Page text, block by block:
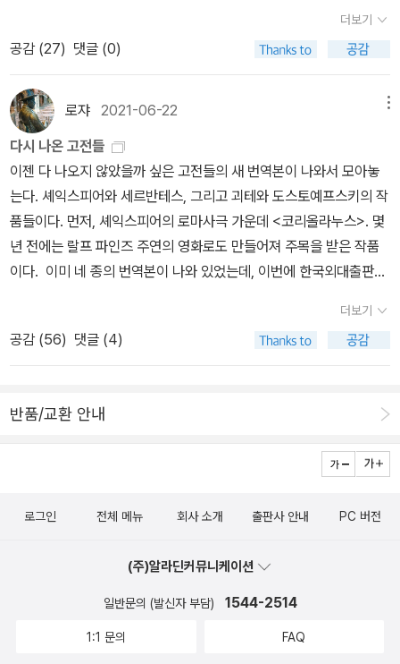
제목을 붙였지만, 자세하게 짚어본 건 아니고, 1인 완역본 시대로 접
어들었다는 사실을 알리기 위한 페이퍼이다. 도스토옙스키 읽기의 선
택지로 보면 되겠다...
도로 퍼졌다. 도스토옙스키 역시 이런 사상의 흐름에 참여해 혁명가
들과 교류한다. 이 때문에 시베리아로 추방당해 8년의 유형 생활을
로워했다. 도박 중독으로 빚에 허우적거리며 빚쟁이를 피해 글을 썼
다. 그는 숱한 개인사의 불행을 딛고 위대한 작품들을 완성했다.구질
서가 무너지고 자본주의가 들어서는 러시아의 시대적 모순을 투영한
많은 작품을 썼다. 특히 『죄와 벌』, 『백치』, 『악령』, 『미성년』, 『카라
마조프가의 형제들』 같은 굵직한 작품들을 남기며, 20세기의 사상과
문학에 깊은 영향을 끼쳤다.2. 작품을 말하다『죄와 벌』은 도스토옙스
키가 8년 간의 유형 후 발표한 소설로, 도스토옙스키가 스스로 ‘범죄
에 대한 심리학적 보고서’라 표현했을 정도로 인간의 가장 깊은 곳에
으며 고뇌하는 ‘라스콜니코프’라는 새로운 인물 유형과 실험적인 소
설 기법을 선보여 근대적 서사의 틀을 넘어선 작품으로 인정받았다.
선악의 경계를 넘어 존재하고 싶어하는 라스콜니코프와 그를 구원의
라스콜니코프는 다시 태어난다. 살인자와 창녀, 세상에서 가장 낮은
삶의 진실을 보여 준다.『죄와 벌』은 살인 사건을 다루고 있다는 점에
다는 점에서 심리 소설, 살인의 배경이 된 사회악을 고발한 다는 점에
다루고 있다는 점에서 철학 소설로 다양하게 읽힌다.한 작품을 이렇
한 인물과 주제와 기법을 아우른다는 의미이기도 하다.『죄와 벌』은
범인이 누구인가를 추적해 나가는 과정으로 독자를 끌어들이지 않는
내눈에만 안보이는걸까? 아니면 예전만큼 책읽기에 전념을 하지 않
아서일까. 아무튼 마음이 널뛰듯 왔다갔다 열정에 넘치려 하다가도
금세 식어버려서 책,이 다 뭔 소용인가...하게 되기도 하고. 그냥 그렇
네. '파괴의 역사에서 굳건히 살아남은 건축물은 '생존자'로 마땅히 불
려야 한다'건축은 어떻게 전쟁을 기억하는가,책을 읽고 싶기는 했는
데. 관광명소로만 알려진 건축물을 입체적으로 바라볼 수 있게 하는
책이라니. 더. 근데 이번호 시사인은 신간소개보다 검찰과거사 사건
의 진상규명을 위한 대검찰청 진상조사단 진상조사 결과보고서 - 김
학의 차관 성접대 의혹 사건,이라 되어있는 커버스토리가 더 관심간
다. 이건 집에 들고가서 읽어봐야겠다. 반듯한 정원을 가꾸는 장점도
있지만 베란다라서 더 밀접하게 느낄 수 있는 식물의 세계도 있다. 우
왕좌왕하며 원예에 실패한 기록을 통해 자연스레 원예란 무엇이고 식
볼까 고민중이었는데. 옥상으로 올리면 딱 문제되는 건, 자주 볼 수 없
데 옧상으로 올려버리면 물 주러 가거나 일부러 올라가지 않으면 못
보는 거 아닌가. 마당이 조금 더 넓었으면, 하는 생가은 욕심일지. 뭐
아무튼. 체르노빌 히스토리는 이미 읽은 책이라 더 반갑. 시선으로 사
그건 제 몫이 아니에요.''이런 질문이 적절한지는잘 모르겠지만'이라
생각은 안 해보셨나요?'라고 끝맺는다. '아니요, 단 한번도' 라고 단호
하게 입을 연 이정식 작가는 '불편함은 듣는 사람들의 몫이라고 생각
더보기
공감 (27) 댓글 (0)
로쟈 2021-06-22
다시 나온 고전들
이젠 다 나오지 않았을까 싶은 고전들의 새 번역본이 나와서 모아놓
는다. 셰익스피어와 세르반테스, 그리고 괴테와 도스토예프스키의 작
품들이다. 먼저, 셰익스피어의 로마사극 가운데 <코리올라누스>. 몇
년 전에는 랄프 파인즈 주연의 영화로도 만들어져 주목을 받은 작품
이다. 이미 네 종의 번역본이 나와 있었는데, 이번에 한국외대출판부
교재로 썼는데, 제목이 불만이었다. 다음에 강의에서 다룬다면, 외대
판으로 읽어봐야겠다. 세르반테스의 <돈키호테>도 새 번역본이 추
가되었다. 문예출판사판('살바도르 달리 에디션')이다. 첫 강의에서는
리커버판도 나왔다) 그래도 새 번역본이라고 하니 참고는 해봐야겠다
<파우스트>도 무려 두 종의 번역본이 추가되었다. 부북스판과 종문
영애 교수의 <파우스트>(전영애 교수판 괴테 전집의 일부다)와 연구
하려 했는데, 추가된 두 종도 무시하기 어렵다. 가을 학기에 <파우스
트> 강의가 있다는 핑계로 구입해볼 참이다. 그리고, 도스토예프스
판 <까라마조프 형제들>이다. 창비 세계문학전집판으로는 나온 도
더보기
공감 (56) 댓글 (4)
반품/교환 안내
로그인 전체 메뉴 회사 소개 출판사 안내 PC 버전
(주)알라딘커뮤니케이션
일반문의 (발신자 부담) 1544-2514
1:1 문의 FAQ